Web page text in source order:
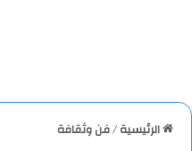
الرئيسية/فن وثقافة